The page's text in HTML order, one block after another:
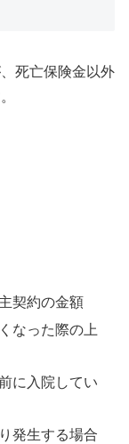
死亡保険金以外
契約の金額
なった際の上
に入院してい
発生する場合